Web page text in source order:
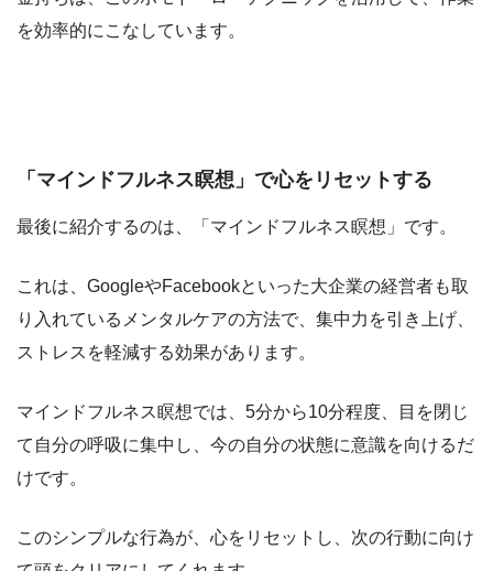
を効率的にこなしています。
「マインドフルネス瞑想」で心をリセットする
最後に紹介するのは、「マインドフルネス瞑想」です。
これは、GoogleやFacebookといった大企業の経営者も取
り入れているメンタルケアの方法で、集中力を引き上げ、
ストレスを軽減する効果があります。
マインドフルネス瞑想では、5分から10分程度、目を閉じ
て自分の呼吸に集中し、今の自分の状態に意識を向けるだ
けです。
このシンプルな行為が、心をリセットし、次の行動に向け